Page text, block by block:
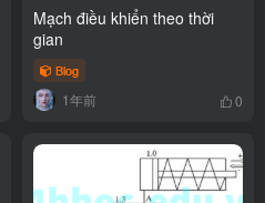
Mạch điều khiển theo thời
gian
Blog
1年前 0